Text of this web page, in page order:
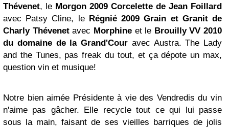
Thévenet, le Morgon 2009 Corcelette de Jean Foillard
avec Patsy Cline, le Régnié 2009 Grain et Granit de
Charly Thévenetavec Morphineet le Brouilly VV 2010
du domaine de la Grand'Cour avec Austra. The Lady
and the Tunes, pas freak du tout, et ça dépote un max,
question vin et musique!
Notre bien aimée Présidente à vie des Vendredis du vin
n'aime pas gâcher. Elle recycle tout ce qui lui passe
sous la main, faisant de ses vieilles barriques de jolis